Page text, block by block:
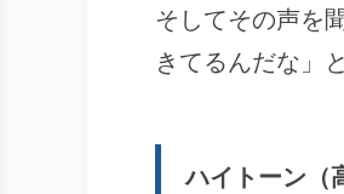
そしてその声を
きてるんだな」
ハイトーン（